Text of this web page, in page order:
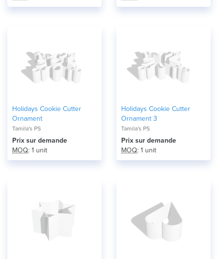
Holidays Cookie Cutter
Ornament
Tamila's PS
Prix ​​sur demande
MOQ: 1 unit
Holidays Cookie Cutter
Ornament 3
Tamila's PS
Prix ​​sur demande
MOQ: 1 unit